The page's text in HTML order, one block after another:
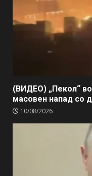
(ВИДЕО) „Пекол“
масовен напад со
10/08/2026